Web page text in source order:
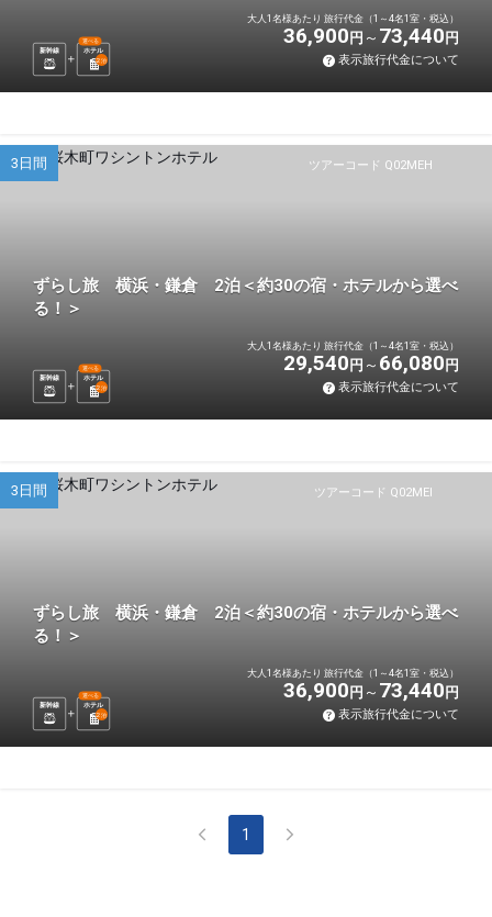
新幹線 ホテル
選べる
2泊
大人1名様あたり 旅行代金（1～4名1室・税込）
36,900 円 73,440 円
表示旅行代金について
ツアーコード Q02MEH
3日間
ずらし旅 横浜・鎌倉 2泊＜約30の宿・ホテルから選べ
る！＞
新幹線 ホテル
選べる
2泊
大人1名様あたり 旅行代金（1～4名1室・税込）
29,540 円 66,080 円
表示旅行代金について
ツアーコード Q02MEI
3日間
ずらし旅 横浜・鎌倉 2泊＜約30の宿・ホテルから選べ
る！＞
新幹線 ホテル
選べる
2泊
大人1名様あたり 旅行代金（1～4名1室・税込）
36,900 円 73,440 円
表示旅行代金について
1